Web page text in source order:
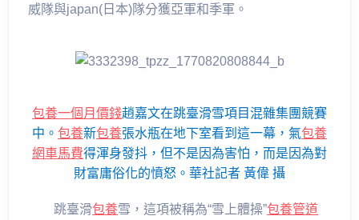
威隊與japan(日本)隊分獲亞軍和季軍。
包養一個月價錢趙嘉文在跳臺滑雪項目混雜集團競賽
中。 包養新包養張水瓶在地下室看到這一幕，氣包養
網車馬費得渾身發抖，但不是因為害怕，而是因為對
財富庸俗化的憤怒。華社記者 黃偉 攝
跳臺滑包養雪，這項被稱為“雪上體操”包養管道